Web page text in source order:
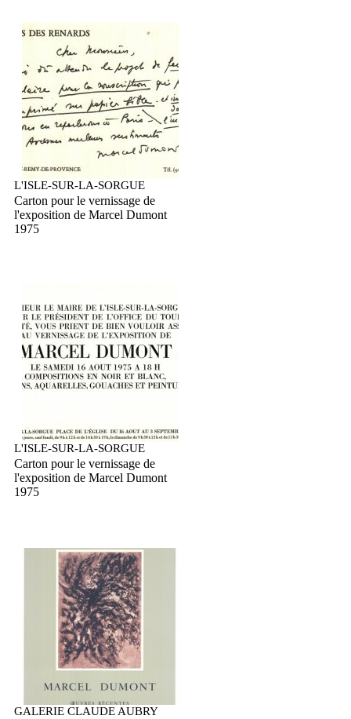
L'ISLE-SUR-LA-SORGUE
Carton pour le vernissage de
l'exposition de Marcel Dumont
1975
L'ISLE-SUR-LA-SORGUE
Carton pour le vernissage de
l'exposition de Marcel Dumont
1975
GALERIE CLAUDE AUBRY